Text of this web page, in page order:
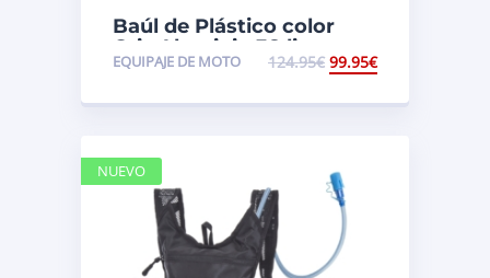
Baúl de Plástico color
Gris Aluminio 38 litros
EQUIPAJE DE MOTO 124.95€ 99.95€
NUEVO